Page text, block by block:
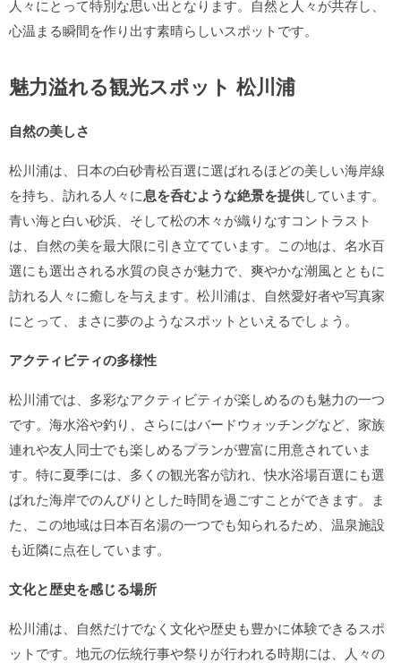
人々にとって特別な思い出となります。自然と人々が共存し、
心温まる瞬間を作り出す素晴らしいスポットです。
魅力溢れる観光スポット 松川浦
自然の美しさ
松川浦は、日本の白砂青松百選に選ばれるほどの美しい海岸線
を持ち、訪れる人々に息を呑むような絶景を提供しています。
青い海と白い砂浜、そして松の木々が織りなすコントラスト
は、自然の美を最大限に引き立てています。この地は、名水百
選にも選出される水質の良さが魅力で、爽やかな潮風とともに
訪れる人々に癒しを与えます。松川浦は、自然愛好者や写真家
にとって、まさに夢のようなスポットといえるでしょう。
アクティビティの多様性
松川浦では、多彩なアクティビティが楽しめるのも魅力の一つ
です。海水浴や釣り、さらにはバードウォッチングなど、家族
連れや友人同士でも楽しめるプランが豊富に用意されていま
す。特に夏季には、多くの観光客が訪れ、快水浴場百選にも選
ばれた海岸でのんびりとした時間を過ごすことができます。ま
た、この地域は日本百名湯の一つでも知られるため、温泉施設
も近隣に点在しています。
文化と歴史を感じる場所
松川浦は、自然だけでなく文化や歴史も豊かに体験できるスポ
ットです。地元の伝統行事や祭りが行われる時期には、人々の